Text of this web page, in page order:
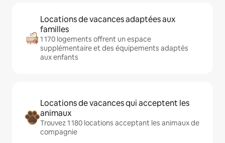
Locations de vacances adaptées aux
familles
1 170 logements offrent un espace
supplémentaire et des équipements adaptés
aux enfants
Locations de vacances qui acceptent les
animaux
Trouvez 1 180 locations acceptant les animaux de
compagnie